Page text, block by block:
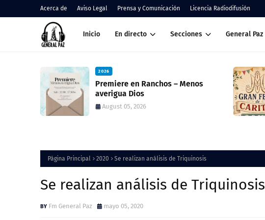
Acerca de Aviso Legal Prensa y Comunicación Licencia Radiodifusión
Inicio En directo Secciones General Paz
Cáritas Ranchos informó el resultado
de la Colecta Anual y anunció una
nueva feria solidaria
August 05, 2026
Página Principal 2020 Se realizan análisis de Triquinosis
Se realizan análisis de Triquinosis
Fm General Paz mayo 05, 2020